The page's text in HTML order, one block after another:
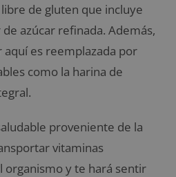
de gluten que incluye
azúcar refinada. Además,
aquí es reemplazada por
como la harina de
proveniente de la
vitaminas
y te hará sentir